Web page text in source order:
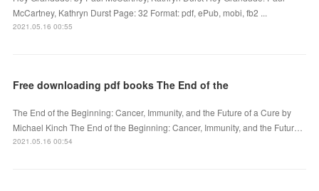
McCartney, Kathryn Durst Page: 32 Format: pdf, ePub, mobi, fb2 ...
2021.05.16 00:55
Free downloading pdf books The End of the
The End of the Beginning: Cancer, Immunity, and the Future of a Cure by
Michael Kinch The End of the Beginning: Cancer, Immunity, and the Futur…
2021.05.16 00:54